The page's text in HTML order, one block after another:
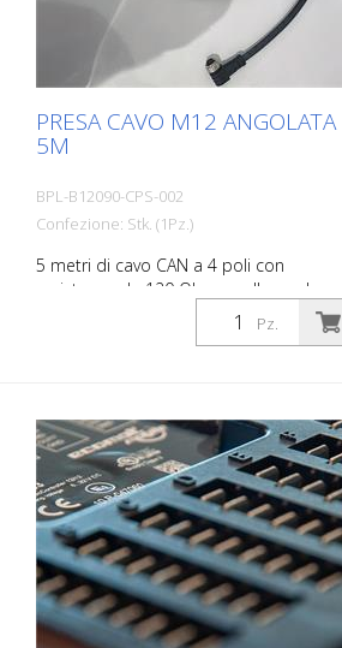
PRESA CAVO M12 ANGOLATA
5M
BPL-B12090-CPS-002
Confezione: Stk. (1Pz.)
5 metri di cavo CAN a 4 poli con
resistenza da 120 Ohm per l'encoder
dell'RMCD - Dispositivo di controllo della
Pz.